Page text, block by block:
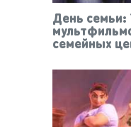
День
семейных